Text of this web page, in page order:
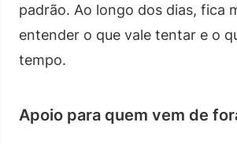
padrão. Ao longo dos dias, fica
entender o que vale tentar e o
tempo.
Apoio para quem vem de